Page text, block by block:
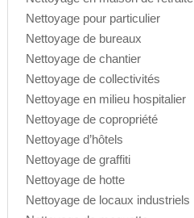
Nettoyage pour particulier
Nettoyage de bureaux
Nettoyage de chantier
Nettoyage de collectivités
Nettoyage en milieu hospitalier
Nettoyage de copropriété
Nettoyage d’hôtels
Nettoyage de graffiti
Nettoyage de hotte
Nettoyage de locaux industriels